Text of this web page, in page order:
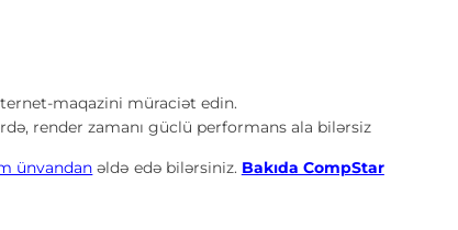
maqazini müraciət edin.
render zamanı güclü performans ala bilərsiz
ünvandan əldə edə bilərsiniz. Bakıda CompStar